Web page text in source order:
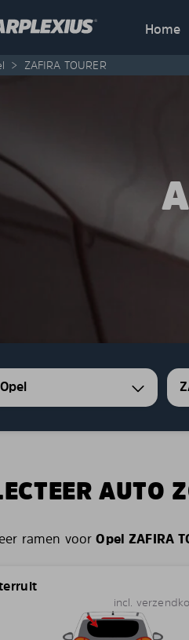
Home
> ZAFIRA TOURER
Opel
AUTO
ramen voorOpel ZAFIRA
incl.